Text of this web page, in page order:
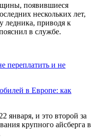
появившиеся
нескольких лет,
ледника, приводя к
в службе.
переплатить и не
в Европе: как
января, и это второй за
крупного айсберга в